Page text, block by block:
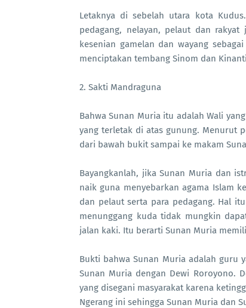
Letaknya di sebelah utara kota
pedagang, nelayan, pelaut dan
kesenian gamelan dan wayang
menciptakan tembang Sinom dan
2. Sakti Mandraguna
Bahwa Sunan Muria itu adalah Wali
yang terletak di atas gunung. Menurut
dari bawah bukit sampai ke makam
Bayangkanlah, jika Sunan Muria dan
naik guna menyebarkan agama Islam
dan pelaut serta para pedagang. Hal
menunggang kuda tidak mungkin
jalan kaki. Itu berarti Sunan Muria
Bukti bahwa Sunan Muria adalah guru
Sunan Muria dengan Dewi Roroyono.
yang disegani masyarakat karena
Ngerang ini sehingga Sunan Muria dan